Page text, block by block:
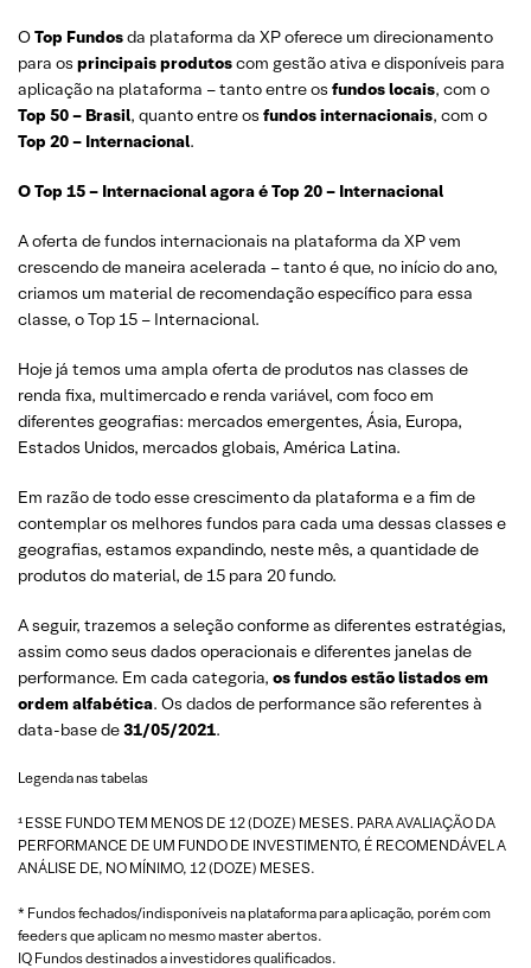
OTop Fundosda plataforma da XP oferece um direcionamento
para os principais produtoscom gestão ativa e disponíveis para
aplicação na plataforma – tanto entre os fundos locais, com o
Top 50 – Brasil, quanto entre os fundos internacionais, com o
Top 20 – Internacional.
O Top 15 – Internacional agora é Top 20 – Internacional
A oferta de fundos internacionais na plataforma da XP vem
crescendo de maneira acelerada – tanto é que, no início do ano,
criamos um material de recomendação específico para essa
classe, o Top 15 – Internacional.
Hoje já temos uma ampla oferta de produtos nas classes de
renda fixa, multimercado e renda variável, com foco em
diferentes geografias: mercados emergentes, Ásia, Europa,
Estados Unidos, mercados globais, América Latina.
Em razão de todo esse crescimento da plataforma e a fim de
contemplar os melhores fundos para cada uma dessas classes e
geografias, estamos expandindo, neste mês, a quantidade de
produtos do material, de 15 para 20 fundo.
A seguir, trazemos a seleção conforme as diferentes estratégias,
assim como seus dados operacionais e diferentes janelas de
performance. Em cada categoria, os fundos estão listados em
ordem alfabética. Os dados de performance são referentes à
data-base de31/05/2021.
Legenda nas tabelas
¹ ESSE FUNDO TEM MENOS DE 12 (DOZE) MESES. PARA AVALIAÇÃO DA
PERFORMANCE DE UM FUNDO DE INVESTIMENTO, É RECOMENDÁVEL A
ANÁLISE DE, NO MÍNIMO, 12 (DOZE) MESES.
* Fundos fechados/indisponíveis na plataforma para aplicação, porém com
feeders que aplicam no mesmo master abertos.
IQ Fundos destinados a investidores qualificados.